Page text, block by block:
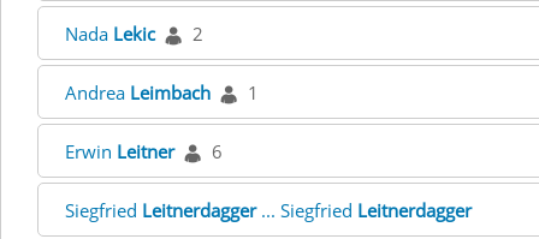
Nada Lekic 2
Andrea Leimbach 1
Erwin Leitner 6
Siegfried Leitnerdagger... Siegfried Leitnerdagger